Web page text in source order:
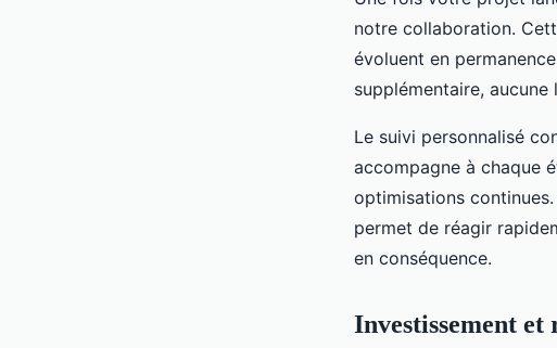
notre collaboration.
évoluent en
supplémentaire,
Le suivi personnalisé
accompagne à chaque
optimisations
permet de réagir
en conséquence.
Investissement